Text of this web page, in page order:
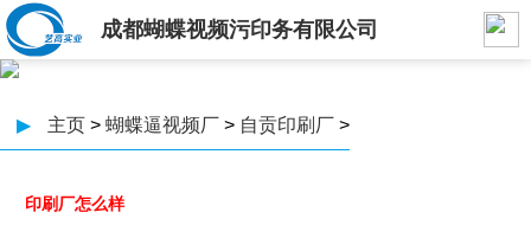
成都蝴蝶视频污印务有限公司
▶ 主页 > 蝴蝶逼视频厂 > 自贡印刷厂 >
印刷厂怎么样